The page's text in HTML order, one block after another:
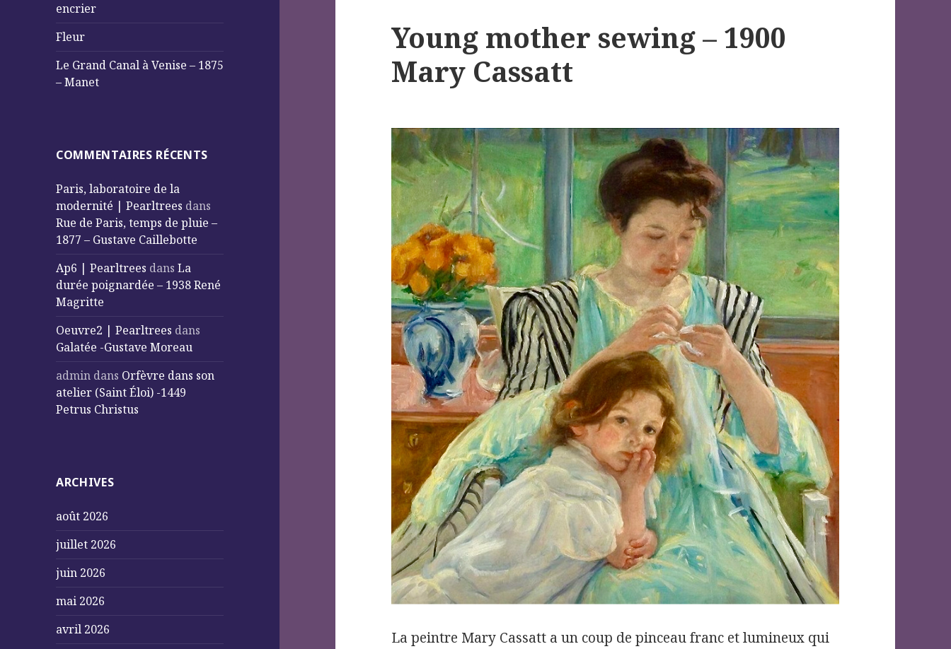
encrier
Fleur
Le Grand Canal à Venise – 1875
– Manet
COMMENTAIRES RÉCENTS
Paris, laboratoire de la
modernité | Pearltrees dans
Rue de Paris, temps de pluie –
1877 – Gustave Caillebotte
Ap6 | Pearltrees dansLa
durée poignardée – 1938 René
Magritte
Oeuvre2 | Pearltrees dans
Galatée -Gustave Moreau
admin dans Orfèvre dans son
atelier (Saint Éloi) -1449
Petrus Christus
ARCHIVES
août 2026
juillet 2026
juin 2026
mai 2026
avril 2026
Young mother sewing – 1900
Mary Cassatt
La peintre Mary Cassatt a un coup de pinceau franc et lumineux qui